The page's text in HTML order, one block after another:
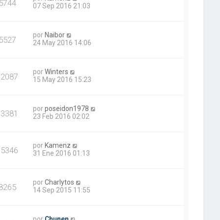
5744
07 Sep 2016 21:03
5527 por Naibor
24 May 2016 14:06
porWinters
15 May 2016 15:23
porposeidon1978
23 Feb 2016 02:02
por Kamenz
31 Ene 2016 01:13
porCharlytos
14 Sep 2015 11:55